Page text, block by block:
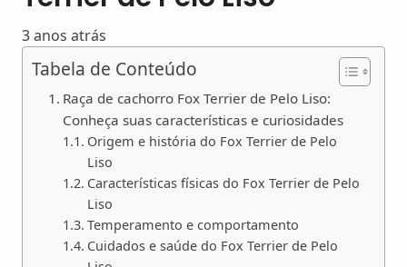
3 anos atrás
Tabela de Conteúdo
Raça de cachorro Fox Terrier de Pelo Liso:
Conheça suas características e curiosidades
Origem e história do Fox Terrier de Pelo
Liso
Características físicas do Fox Terrier de Pelo
Liso
Temperamento e comportamento
Cuidados e saúde do Fox Terrier de Pelo